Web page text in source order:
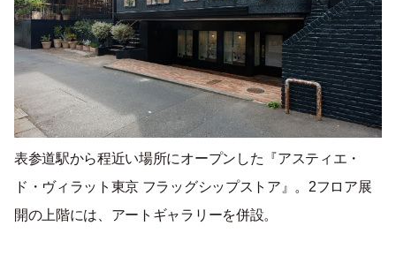
表参道駅から程近い場所にオープンした『アスティエ・
ド・ヴィラット東京 フラッグシップストア』。2フロア展
開の上階には、アートギャラリーを併設。